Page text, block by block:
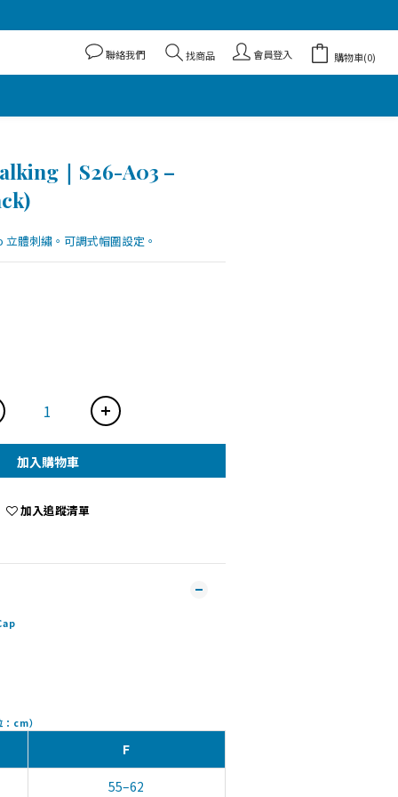
聯絡我們 找商品 會員登入 購物車(0)
｜S26-A03 –
體刺繡。可調式帽圍設定。
加入購物車
加入追蹤清單
cm）
F
55–62